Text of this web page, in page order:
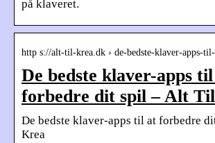
på klaveret.
http s://alt-til-krea.dk › de-bedste-klaver-apps-
De bedste klaver-apps
forbedre dit spil – Alt
De bedste klaver-apps til at forbedre
Krea